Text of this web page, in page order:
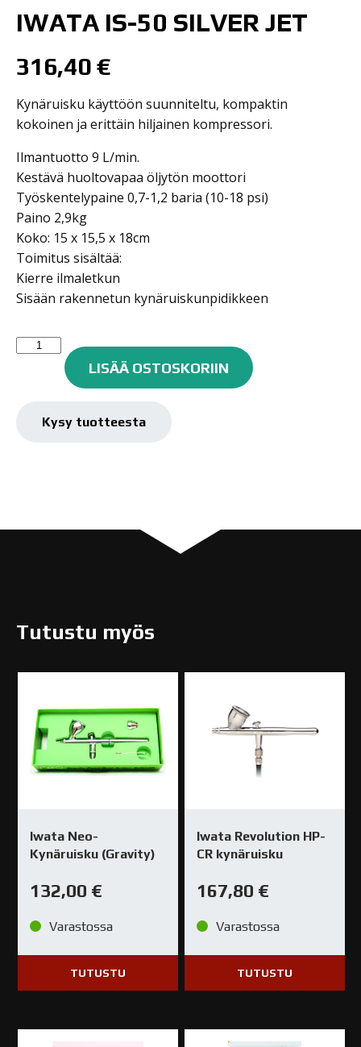
IWATA IS-50 SILVER JET
316,40 €
Kynäruisku käyttöön suunniteltu, kompaktin
kokoinen ja erittäin hiljainen kompressori.
Ilmantuotto 9 L/min.
Kestävä huoltovapaa öljytön moottori
Työskentelypaine 0,7-1,2 baria (10-18 psi)
Paino 2,9kg
Koko: 15 x 15,5 x 18cm
Toimitus sisältää:
Kierre ilmaletkun
Sisään rakennetun kynäruiskunpidikkeen
IWATA
LISÄÄ OSTOSKORIIN
Kysy tuotteesta
Tutustu myös
Iwata Neo-
Kynäruisku (Gravity)
132,00 €
Varastossa
TUTUSTU
Iwata Revolution HP-
CR kynäruisku
167,80 €
Varastossa
TUTUSTU